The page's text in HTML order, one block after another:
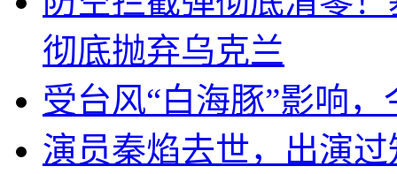
彻底抛弃乌克兰
受台风“白海豚”影响
演员秦焰去世，出演